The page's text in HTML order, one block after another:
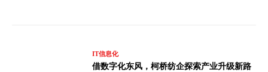
IT信息化
借数字化东风，柯桥纺企探索产业升级新路